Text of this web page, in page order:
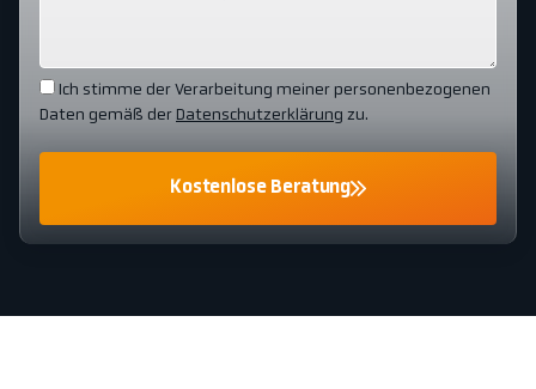
Ich stimme der Verarbeitung meiner personenbezogenen
Daten gemäß der Datenschutzerklärung zu.
Kostenlose Beratung